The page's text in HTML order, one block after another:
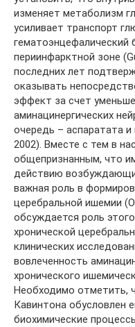
изменяет метаболизм
усиливает транспорт
гематоэнцефалический
периинфарктной зоне
последних лет
оказывать
эффект за счет
аминацинергических
очередь – аспаратата и
2002). Вместе с тем в
общепризнанным, что
действию
важная роль в
церебральной ишемии
обсуждается роль
хронической
клинических
вовлеченность
хронического
Необходимо отметить,
Кавинтона обусловлен
биохимические